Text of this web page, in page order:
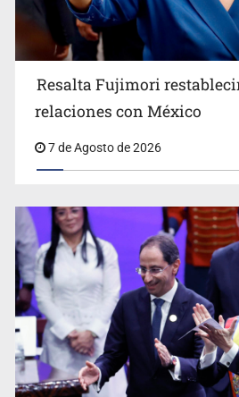
Ayotzinapa y promete justicia
Resalta Fujimori
relaciones con México
7 de Agosto de 2026